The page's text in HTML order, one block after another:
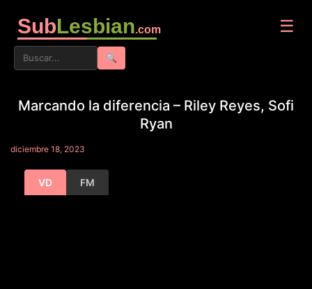
SubLesbian.com ☰
🔍
Marcando la diferencia – Riley Reyes, Sofi
Ryan
diciembre 18, 2023
VD FM